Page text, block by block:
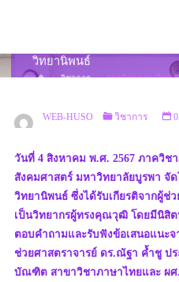
วิทยานิพนธ์
HOMEวิชาการ
ภาควิชาภาษาไทย
WEB-HUSO วิชาการ
วันที่ 4 สิงหาคม พ.ศ. 2567 ภาควิ
สังคมศาสตร์ มหาวิทยาลัยบูรพา จั
วิทยานิพนธ์ ซึ่งได้รับเกียรติจากผู้ช่
เป็นวิทยากรผู้ทรงคุณวุฒิ โดยมีนิสิ
ตอบคำถามและรับฟังข้อเสนอแนะ
ช่วยศาสตราจารย์ ดร.ณัฐา ค้ำชู ป
บัณฑิต สาขาวิชาภาษาไทยและ ผศ